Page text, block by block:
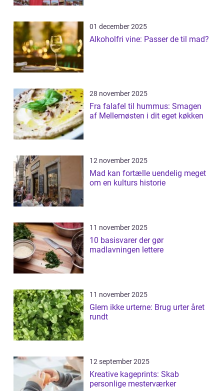
01 december 2025
Alkoholfri vine: Passer de til mad?
28 november 2025
Fra falafel til hummus: Smagen
af Mellemøsten i dit eget køkken
12 november 2025
Mad kan fortælle uendelig meget
om en kulturs historie
11 november 2025
10 basisvarer der gør
madlavningen lettere
11 november 2025
Glem ikke urterne: Brug urter året
rundt
12 september 2025
Kreative kageprints: Skab
personlige mesterværker